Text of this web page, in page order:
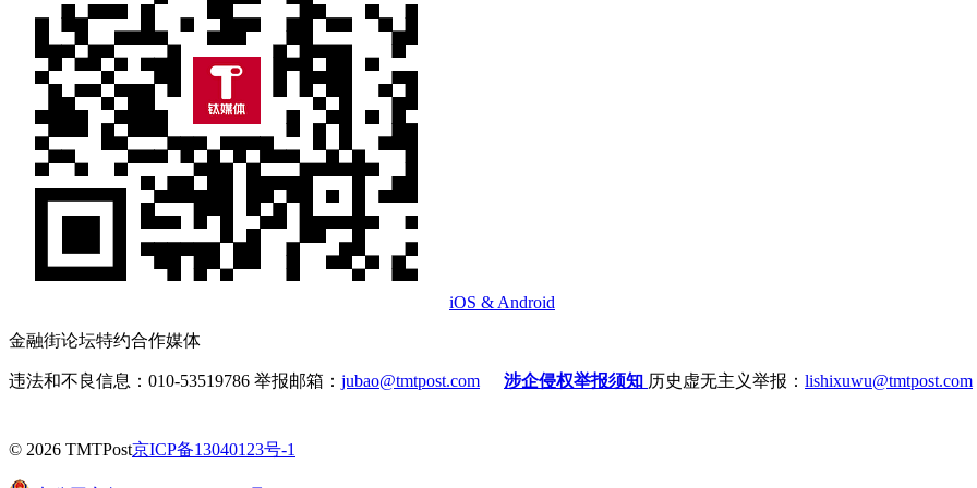
iOS & Android
金融街论坛特约合作媒体
违法和不良信息：010-53519786 举报邮箱： jubao@tmtpost.com 涉企侵权举报须知 历史虚无主义举报： lishixuwu@tmtpost.com
© 2026 TMTPost京ICP备13040123号-1